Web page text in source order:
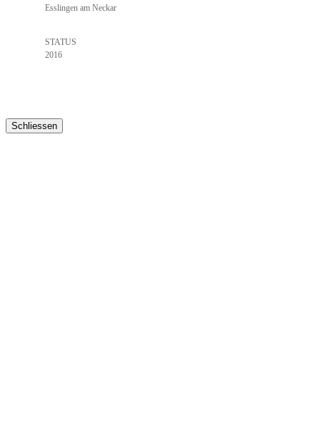
Esslingen am Neckar
STATUS
2016
Schliessen